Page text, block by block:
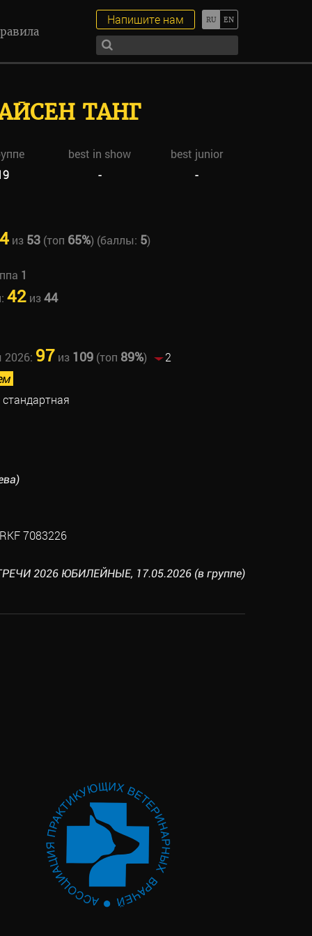
Напишите нам
ТАНГ
best in show
best junior
- -
из 53(топ 65%) (баллы: 5)
1
42из44
2026: 97 из 109(топ 89%)
2
7083226
2026 ЮБИЛЕЙНЫЕ, 17.05.2026 (в группе)